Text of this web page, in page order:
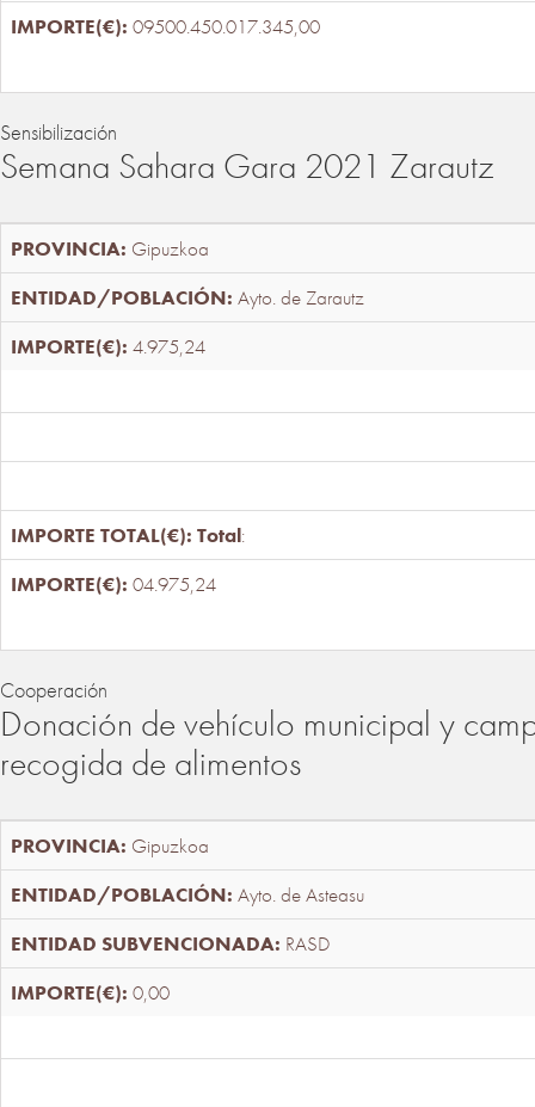
09500.450.017.345,00
Sensibilización
Semana Sahara Gara 2021 Zarautz
Gipuzkoa
Ayto. de Zarautz
4.975,24
Total:
04.975,24
Cooperación
Donación de vehículo municipal y
recogida de alimentos
Gipuzkoa
Ayto. de Asteasu
RASD
0,00